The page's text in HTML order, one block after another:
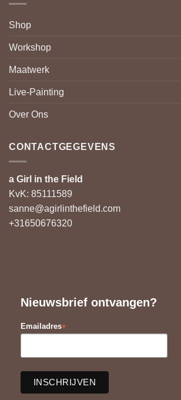
Shop
Workshop
Maatwerk
Live-Painting
Over Ons
CONTACTGEGEVENS
a Girl in the Field
KvK: 85111589
sanne@agirlinthefield.com
+31650676320
Nieuwsbrief ontvangen?
Emailadres*